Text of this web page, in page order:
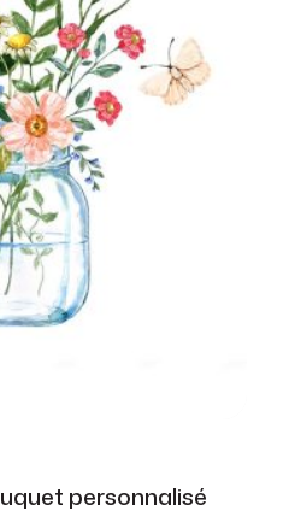
personnalisé